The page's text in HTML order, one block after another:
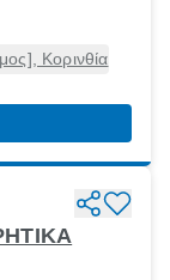
Κορινθία